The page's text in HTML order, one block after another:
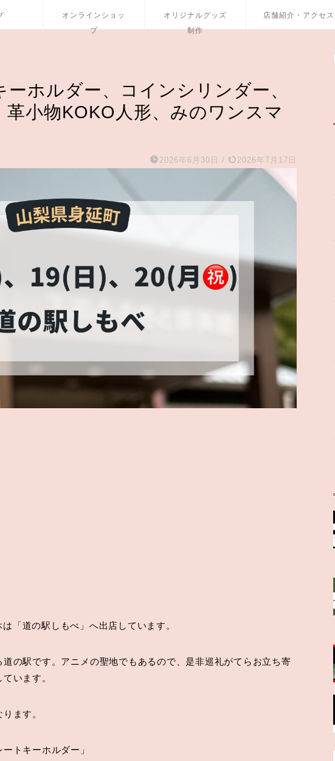
オンラインショッ
プ
オリジナルグッズ
制作
店舗紹介・アクセス
ホルダー、コインシリンダー、
小物KOKO人形、みのワンスマ
2026年6月30日 / 2026年7月17日
「道の駅しもべ」へ出店しています。
の駅です。アニメの聖地でもあるので、是非巡礼がてらお立ち寄
います。
ます。
トキーホルダー」